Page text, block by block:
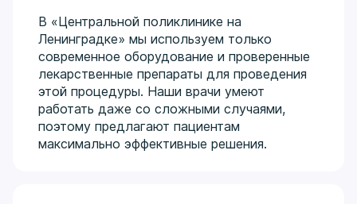
В «Центральной поликлинике на
Ленинградке» мы используем только
современное оборудование и проверенные
лекарственные препараты для проведения
этой процедуры. Наши врачи умеют
работать даже со сложными случаями,
поэтому предлагают пациентам
максимально эффективные решения.